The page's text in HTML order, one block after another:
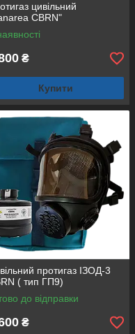
цивільний
CBRN"
₴
Купити
протигаз ІЗОД-3
( тип ГП9)
до відправки
₴